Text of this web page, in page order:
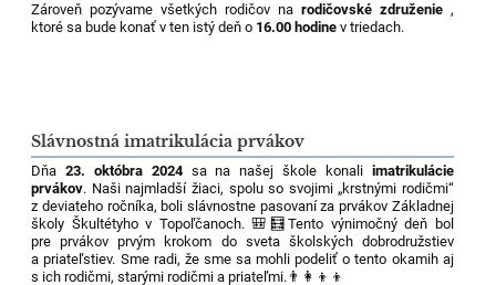
Zároveň pozývame všetkých rodičov na rodičovské združenie,
ktoré sa bude konať v ten istý deň o 16.00 hodine v triedach.
Slávnostná imatrikulácia prvákov
Dňa23. októbra 2024sa na našej škole konaliimatrikulácie
prvákov. Naši najmladší žiaci, spolu so svojimi „krstnými rodičmi“
z deviateho ročníka, boli slávnostne pasovaní za prvákov Základnej
školy Škultétyho v Topoľčanoch.🎒🧮Tento výnimočný deň bol
pre prvákov prvým krokom do sveta školských dobrodružstiev
a priateľstiev. Sme radi, že sme sa mohli podeliť o tento okamih aj
s ich rodičmi, starými rodičmi a priateľmi. 👨‍👩‍👦‍👦